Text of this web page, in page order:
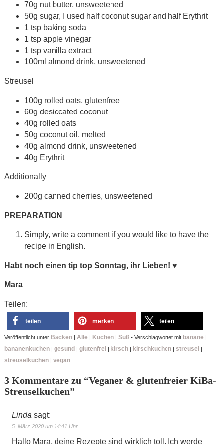
70g nut butter, unsweetened
50g sugar, I used half coconut sugar and half Erythrit
1 tsp baking soda
1 tsp apple vinegar
1 tsp vanilla extract
100ml almond drink, unsweetened
Streusel
100g rolled oats, glutenfree
60g desiccated coconut
40g rolled oats
50g coconut oil, melted
40g almond drink, unsweetened
40g Erythrit
Additionally
200g canned cherries, unsweetened
PREPARATION
Simply, write a comment if you would like to have the
recipe in English.
Habt noch einen tip top Sonntag, ihr Lieben! ♥
Mara
Teilen:
teilen merken teilen
Veröffentlicht unter Backen| Alle Kuchen| Süß• Verschlagwortet mit banane
bananenkuchen| gesund glutenfrei| kirsch| kirschkuchen| streusel
streuselkuchen| vegan
3 Kommentare zu “Veganer & glutenfreier KiBa-
Streuselkuchen”
Linda sagt:
5. März 2020 um 14:41 Uhr
Hallo Mara, deine Rezepte sind wirklich toll. Ich werde